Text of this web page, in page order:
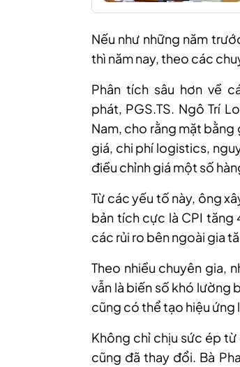
Nếu như những năm
thì năm nay, theo các
Phân tích sâu hơn về
phát, PGS.TS. Ngô Trí
Nam, cho rằng mặt
giá, chi phí logistics,
điều chỉnh giá một số
Từ các yếu tố này, ông
bản tích cực là CPI
các rủi ro bên ngoài gia
Theo nhiều chuyên gia,
vẫn là biến số khó lường
cũng có thể tạo hiệu ứng
Không chỉ chịu sức ép
cũng đã thay đổi. Bà